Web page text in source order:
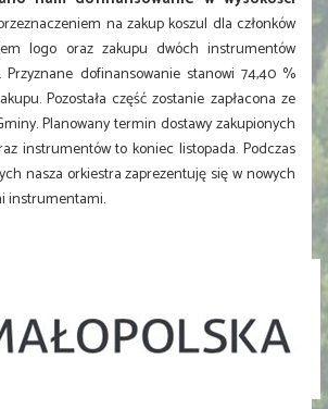
na zakup koszul dla członków
logo oraz zakupu dwóch instrumentów
Przyznane dofinansowanie stanowi 74,40 %
Pozostała część zostanie zapłacona ze
Planowany termin dostawy zakupionych
instrumentów to koniec listopada. Podczas
nasza orkiestra zaprezentuję się w nowych
instrumentami.